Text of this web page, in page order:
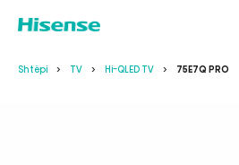
Shtëpi TV Hi-QLED TV 75E7Q PRO